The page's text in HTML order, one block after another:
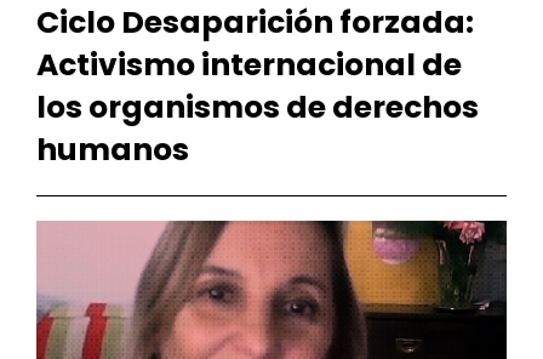
Ciclo Desaparición forzada:
Activismo internacional de
los organismos de derechos
humanos